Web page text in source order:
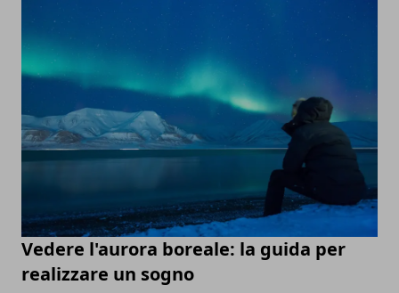
Vedere l'aurora boreale: la guida per
realizzare un sogno